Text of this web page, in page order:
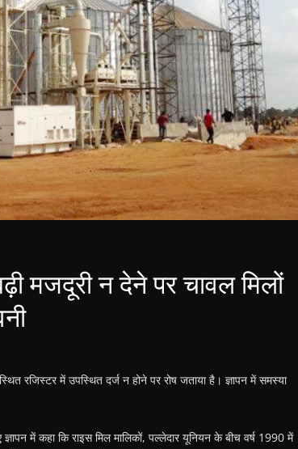
न देने पर चावल मिलों
रजिस्टर में उपस्थित दर्ज न होने पर रोष जताया है। ज्ञापन में समस्या
में कहा कि राइस मिल मालिकों, पल्लेदार यूनियन के बीच वर्ष 1990 में